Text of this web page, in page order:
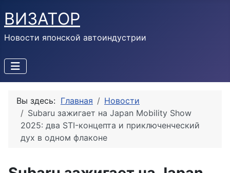
ВИЗАТОР
Новости японской автоиндустрии
Вы здесь: Главная
Новости
Subaru зажигает на Japan Mobility Show
2025: два STI-концепта и приключенческий
дух в одном флаконе